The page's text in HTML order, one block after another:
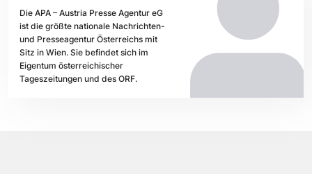
Die APA – Austria Presse Agentur eG
ist die größte nationale Nachrichten-
und Presseagentur Österreichs mit
Sitz in Wien. Sie befindet sich im
Eigentum österreichischer
Tageszeitungen und des ORF.